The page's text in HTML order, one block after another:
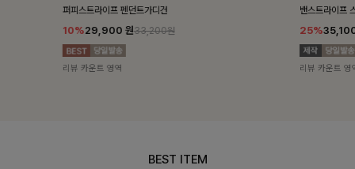
밴스트라이프 스트링원피스
25%35,100 원46,800원
리뷰 카운트 영역
[5천장돌파/
10%
리뷰 카운트 영
BEST ITEM